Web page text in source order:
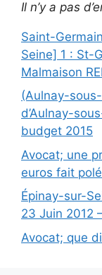
Il n’y a pas
Saint-
Seine] 1 : St-
Malmaison
(Aulnay-
d’Aulnay-
budget 2015
Avocat; une
euros fait
Épinay-sur-
23 Juin 2012
Avocat; que